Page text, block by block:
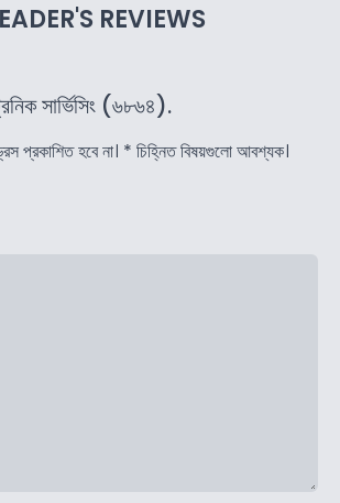
REVIEWS
সার্ভিসিং (৬৮৬৪).
প্রকাশিত হবে না। * চিহ্নিত বিষয়গুলো আবশ্যক।